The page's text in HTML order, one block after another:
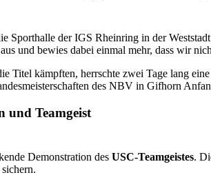
Sporthalle der IGS Rheinring in der
aus und bewies dabei einmal mehr, dass wir
kämpften, herrschte zwei Tage lang
des NBV in Gifhorn
und Teamgeist
Demonstration des USC-Teamgeistes.